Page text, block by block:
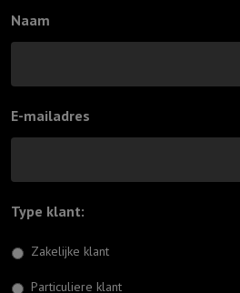
Naam
E-mailadres
Type klant:
Zakelijke klant
Particuliere klant